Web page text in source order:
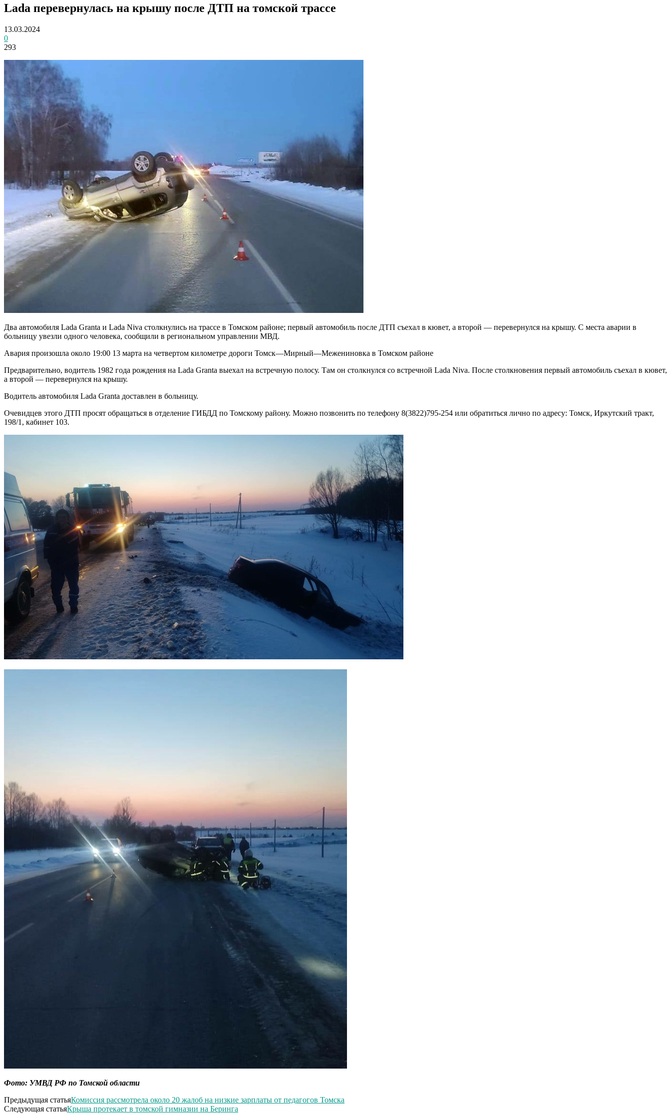
Lada перевернулась на крышу после ДТП на томской трассе
13.03.2024
0
293
Два автомобиля Lada Granta и Lada Niva столкнулись на трассе в Томском районе; первый автомобиль после ДТП съехал в кювет, а второй — перевернулся на крышу. С места аварии в
больницу увезли одного человека, сообщили в региональном управлении МВД.
Авария произошла около 19:00 13 марта на четвертом километре дороги Томск—Мирный—Межениновка в Томском районе
Предварительно, водитель 1982 года рождения на Lada Granta выехал на встречную полосу. Там он столкнулся со встречной Lada Niva. После столкновения первый автомобиль съехал в кювет,
а второй — перевернулся на крышу.
Водитель автомобиля Lada Granta доставлен в больницу.
Очевидцев этого ДТП просят обращаться в отделение ГИБДД по Томскому району. Можно позвонить по телефону 8(3822)795-254 или обратиться лично по адресу: Томск, Иркутский тракт,
198/1, кабинет 103.
Фото: УМВД РФ по Томской области
Предыдущая статьяКомиссия рассмотрела около 20 жалоб на низкие зарплаты от педагогов Томска
Следующая статьяКрыша протекает в томской гимназии на Беринга